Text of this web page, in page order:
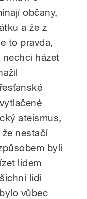
občany,
a že z
to pravda,
nechci házet
ateismus,
nestačí
byli
lidem
lidi
vůbec